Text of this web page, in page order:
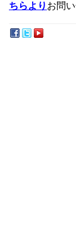
ちらより お問